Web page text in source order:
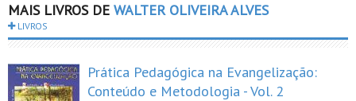
MAIS LIVROS DE WALTER OLIVEIRA ALVES
LIVROS
Prática Pedagógica na Evangelização:
Conteúdo e Metodologia - Vol. 2